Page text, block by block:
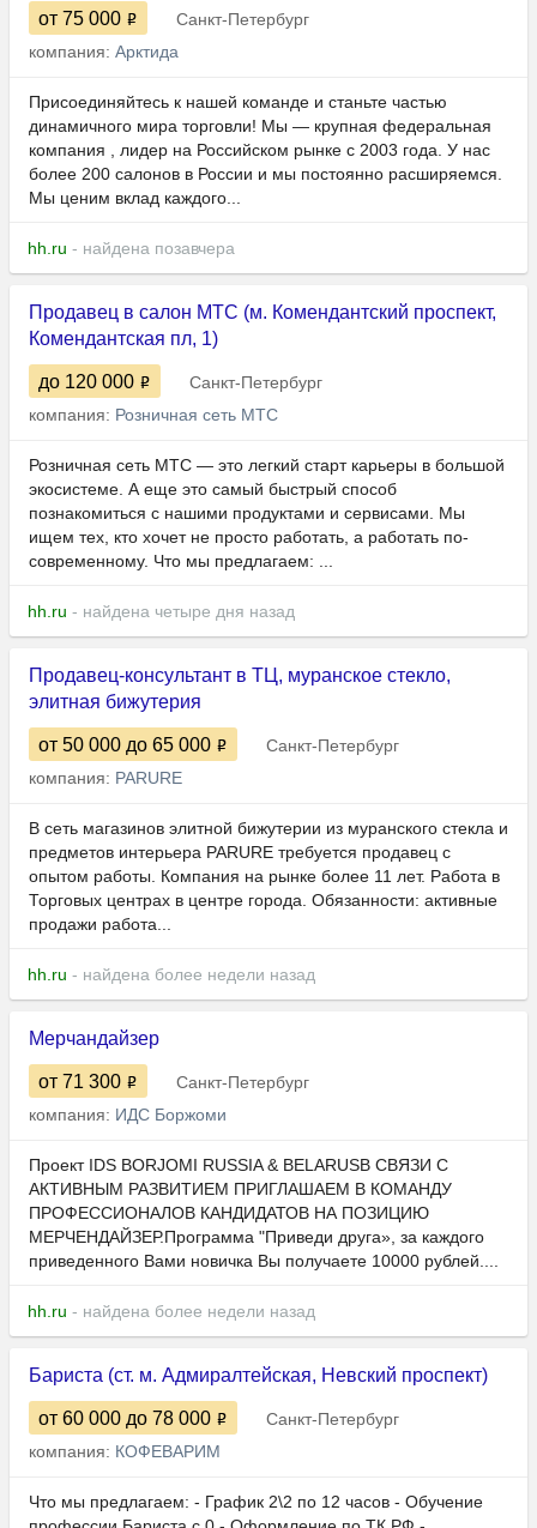
от 75 000
Санкт-Петербург
компания: Арктида
Присоединяйтесь к нашей команде и станьте частью
динамичного мира торговли! Мы — крупная федеральная
компания , лидер на Российском рынке с 2003 года. У нас
более 200 салонов в России и мы постоянно расширяемся.
Мы ценим вклад каждого...
hh.ru - найдена позавчера
Продавец в салон МТС (м. Комендантский проспект,
Комендантская пл, 1)
до 120 000
Санкт-Петербург
компания: Розничная сеть МТС
Розничная сеть МТС — это легкий старт карьеры в большой
экосистеме. А еще это самый быстрый способ
познакомиться с нашими продуктами и сервисами. Мы
ищем тех, кто хочет не просто работать, а работать по-
современному. Что мы предлагаем: ...
hh.ru - найдена четыре дня назад
Продавец-консультант в ТЦ, муранское стекло,
элитная бижутерия
от 50 000 до 65 000
Санкт-Петербург
компания: PARURE
В сеть магазинов элитной бижутерии из муранского стекла и
предметов интерьера PARURE требуется продавец с
опытом работы. Компания на рынке более 11 лет. Работа в
Торговых центрах в центре города. Обязанности: активные
продажи работа...
hh.ru - найдена более недели назад
Мерчандайзер
от 71 300
Санкт-Петербург
компания: ИДС Боржоми
Проект IDS BORJOMI RUSSIA & BELARUSВ СВЯЗИ С
АКТИВНЫМ РАЗВИТИЕМ ПРИГЛАШАЕМ В КОМАНДУ
ПРОФЕССИОНАЛОВ КАНДИДАТОВ НА ПОЗИЦИЮ
МЕРЧЕНДАЙЗЕР.Программа "Приведи друга», за каждого
приведенного Вами новичка Вы получаете 10000 рублей....
hh.ru - найдена более недели назад
Бариста (ст. м. Адмиралтейская, Невский проспект)
от 60 000 до 78 000
Санкт-Петербург
компания: КОФЕВАРИМ
Что мы предлагаем: - График 2\2 по 12 часов - Обучение